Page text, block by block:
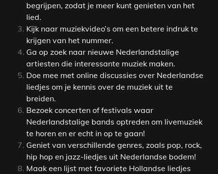
begrijpen, zodat je meer kunt genieten van het
lied.
Kijk naar muziekvideo’s om een betere indruk te
krijgen van het nummer.
Ga op zoek naar nieuwe Nederlandstalige
artiesten die interessante muziek maken.
Doe mee met online discussies over Nederlandse
liedjes om je kennis over de muziek uit te
breiden.
Bezoek concerten of festivals waar
Nederlandstalige bands optreden om livemuziek
te horen en er echt in op te gaan!
Geniet van verschillende genres, zoals pop, rock,
hip hop en jazz-liedjes uit Nederlandse bodem!
Maak een lijst met favoriete Hollandse liedjes